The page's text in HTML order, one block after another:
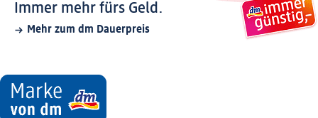
Immer mehr fürs Geld.
Mehr zum dm Dauerpreis